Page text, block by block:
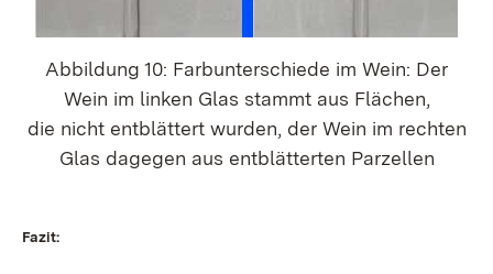
Abbildung 10: Farbunterschiede im Wein: Der
Wein im linken Glas stammt aus Flächen,
die nicht entblättert wurden, der Wein im rechten
Glas dagegen aus entblätterten Parzellen
Fazit: